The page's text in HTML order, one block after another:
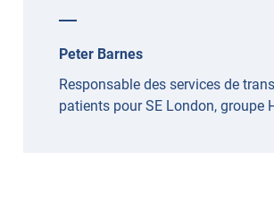
Peter Barnes
Responsable des services de
patients pour SE London, groupe